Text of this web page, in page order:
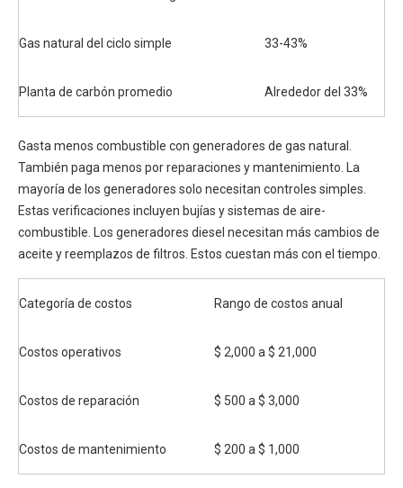
Gas natural del ciclo simple 33-43%
Planta de carbón promedio Alrededor del 33%
Gasta menos combustible con generadores de gas natural.
También paga menos por reparaciones y mantenimiento. La
mayoría de los generadores solo necesitan controles simples.
Estas verificaciones incluyen bujías y sistemas de aire-
combustible. Los generadores diesel necesitan más cambios de
aceite y reemplazos de filtros. Estos cuestan más con el tiempo.
Categoría de costos Rango de costos anual
Costos operativos $ 2,000 a $ 21,000
Costos de reparación $ 500 a $ 3,000
Costos de mantenimiento $ 200 a $ 1,000